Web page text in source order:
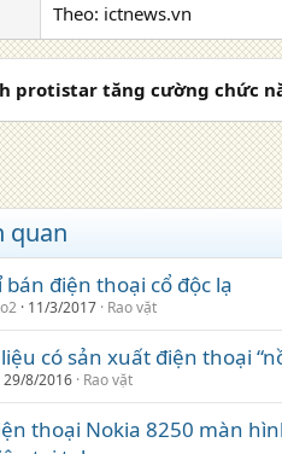
Theo: ictnews.vn
protistar tăng cường chức
quan
bán điện thoại cổ độc lạ
11/3/2017 Rao vặt
có sản xuất điện thoại
29/8/2016 Rao vặt
thoại Nokia 8250 màn